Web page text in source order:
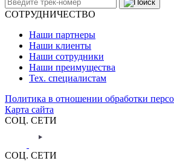
СОТРУДНИЧЕСТВО
Наши партнеры
Наши клиенты
Наши сотрудники
Наши преимущества
Тех. специалистам
Политика в отношении обработки
Карта сайта
СОЦ. СЕТИ
СОЦ. СЕТИ